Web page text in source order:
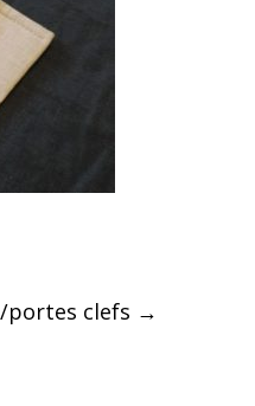
portes clefs →